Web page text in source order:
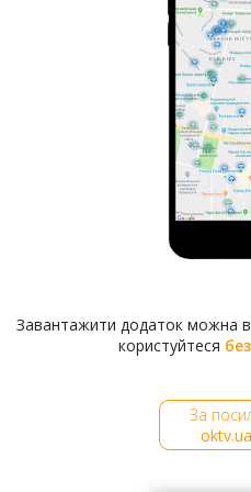
ажурний балкон з чудовим
внутрішньому дворі
«словолітня» – це
виготовляли шрифти.
представлена в Музеї
століття і оправним пресом
вони перебувають у
такому верстаті в день
Спочатку в лаврській
Завантажити додаток можна
користуйтеся
За